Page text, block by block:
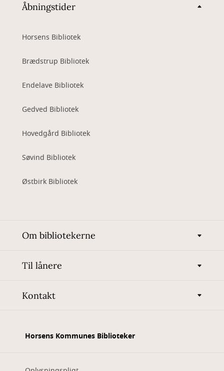
Åbningstider
Horsens Bibliotek
Brædstrup Bibliotek
Endelave Bibliotek
Gedved Bibliotek
Hovedgård Bibliotek
Søvind Bibliotek
Østbirk Bibliotek
Om bibliotekerne
Til lånere
Kontakt
Horsens Kommunes Biblioteker